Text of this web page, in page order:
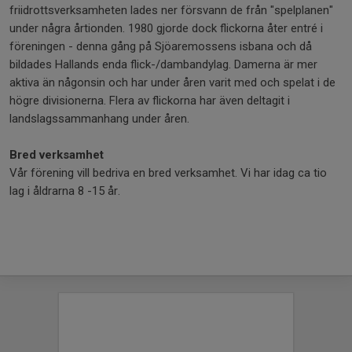
friidrottsverksamheten lades ner försvann de från "spelplanen"
under några årtionden. 1980 gjorde dock flickorna åter entré i
föreningen - denna gång på Sjöaremossens isbana och då
bildades Hallands enda flick-/dambandylag. Damerna är mer
aktiva än någonsin och har under åren varit med och spelat i de
högre divisionerna. Flera av flickorna har även deltagit i
landslagssammanhang under åren.
Bred verksamhet
Vår förening vill bedriva en bred verksamhet. Vi har idag ca tio
lag i åldrarna 8 -15 år.